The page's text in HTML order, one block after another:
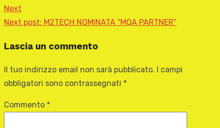
Next
Next post: M2TECH NOMINATA “MQA PARTNER”
Lascia un commento
Il tuo indirizzo email non sarà pubblicato.
I campi
obbligatori sono contrassegnati *
Commento *